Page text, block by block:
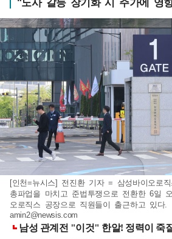
"노사 갈등 장기화 시 주가에 영
[인천=뉴시스] 전진환 기자 = 삼성바이오로
총파업을 마치고 준법투쟁으로 전환한 6일
오로직스 공장으로 직원들이 출근하고 있다.
amin2@newsis.com